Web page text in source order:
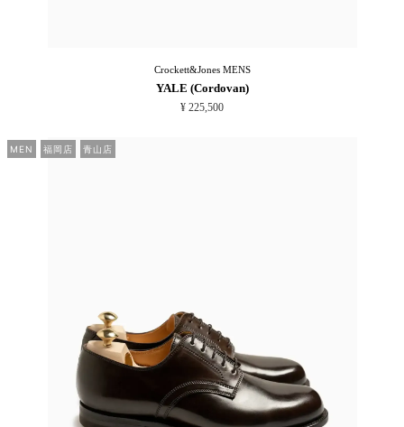
Crockett&JonesMENS
YALE (Cordovan)
¥ 225,500
MEN 福岡店 青山店